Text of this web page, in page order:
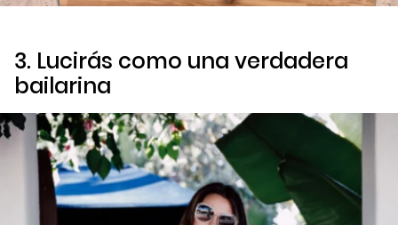
3. Lucirás como una verdadera
bailarina